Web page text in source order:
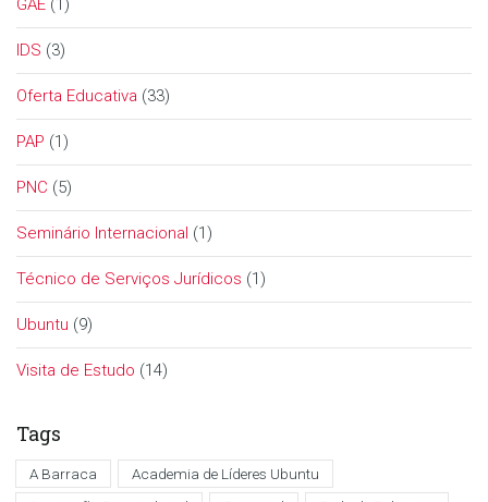
GAE (1)
IDS (3)
Oferta Educativa (33)
PAP (1)
PNC (5)
Seminário Internacional (1)
Técnico de Serviços Jurídicos (1)
Ubuntu (9)
Visita de Estudo (14)
Tags
A Barraca
Academia de Líderes Ubuntu